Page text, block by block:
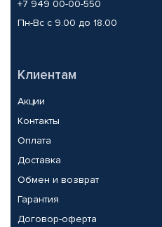
+7 949 00-00-550
Пн-Вс с 9.00 до 18.00
Клиентам
Акции
Контакты
Оплата
Доставка
Обмен и возврат
Гарантия
Договор-оферта